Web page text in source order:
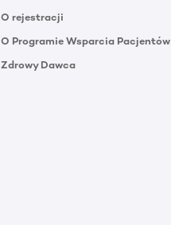
O rejestracji
O Programie Wsparcia Pacjentów
Zdrowy Dawca